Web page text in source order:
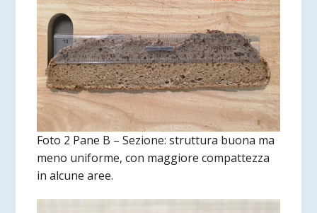
Foto 2 Pane B – Sezione: struttura buona ma
meno uniforme, con maggiore compattezza
in alcune aree.